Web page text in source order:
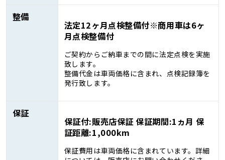
整備
法定12ヶ月点検整備付※商用車は6ヶ
月点検整備付
ご契約からご納車までの間に法定点検を実施
致します。
整備代金は車両価格に含まれ、点検記録簿を
発行致します。
保証
保証付:販売店保証 保証期間:1ヵ月 保
証距離:1,000km
保証費用は車両価格に含まれています。詳細